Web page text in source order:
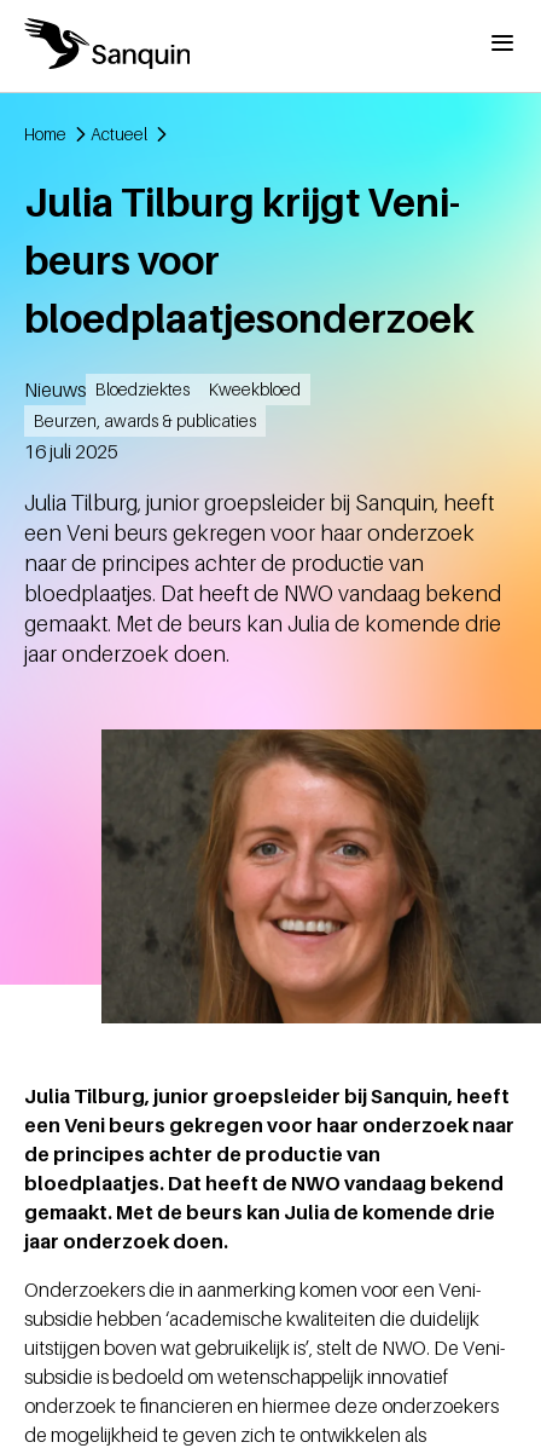
Overslaan en naar de inhoud gaan
Menu
Home Actueel
Julia Tilburg krijgt Veni-
beurs voor
bloedplaatjesonderzoek
Nieuws Bloedziektes
Kweekbloed
Beurzen, awards & publicaties
Aangemaakt
16 juli 2025
Julia Tilburg, junior groepsleider bij Sanquin, heeft
een Veni beurs gekregen voor haar onderzoek
naar de principes achter de productie van
bloedplaatjes. Dat heeft de NWO vandaag bekend
gemaakt. Met de beurs kan Julia de komende drie
jaar onderzoek doen.
Julia Tilburg, junior groepsleider bij Sanquin, heeft
een Veni beurs gekregen voor haar onderzoek naar
de principes achter de productie van
bloedplaatjes. Dat heeft de NWO vandaag bekend
gemaakt. Met de beurs kan Julia de komende drie
jaar onderzoek doen.
Onderzoekers die in aanmerking komen voor een Veni-
subsidie hebben ‘academische kwaliteiten die duidelijk
uitstijgen boven wat gebruikelijk is’, stelt de NWO. De Veni-
subsidie is bedoeld om wetenschappelijk innovatief
onderzoek te financieren en hiermee deze onderzoekers
de mogelijkheid te geven zich te ontwikkelen als